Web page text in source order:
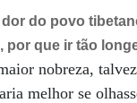
do povo
por que ir tão
nobreza,
melhor se